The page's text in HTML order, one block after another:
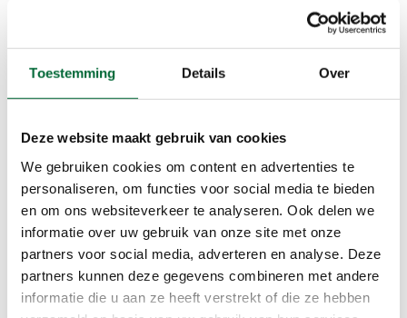
Toestemming Details Over
Deze website maakt gebruik van cookies
We gebruiken cookies om content en advertenties te
personaliseren, om functies voor social media te bieden
en om ons websiteverkeer te analyseren. Ook delen we
informatie over uw gebruik van onze site met onze
partners voor social media, adverteren en analyse. Deze
partners kunnen deze gegevens combineren met andere
informatie die u aan ze heeft verstrekt of die ze hebben
Interactieve kaart: Jouw gids
langs de route
website van Het Ziltepad een interactieve kaart
aan. Deze kaart toont niet alleen de route, maar
ook accommodaties, eetgelegenheden en
bezienswaardigheden langs het pad. Zo kun je
eenvoudig je etappes uitstippelen,
overnachtingen regelen en ontdekken welke
culinaire en culturele hoogtepunten je onderweg
niet mag missen. De kaart is gebruiksvriendelijk en